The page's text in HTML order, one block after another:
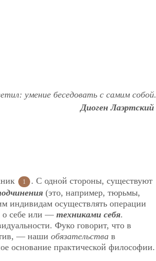
умение беседовать с самим собой.
Диоген Лаэртский
1
. С одной стороны, существуют
(это, например, тюрьмы,
индивидам осуществлять операции
о себе или — техниками себя.
Фуко говорит, что в
— наши обязательства в
основание практической философии.